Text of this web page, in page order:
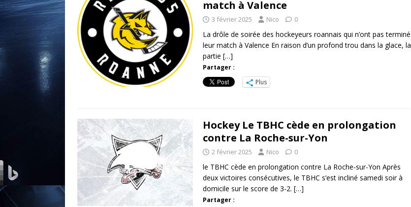
match à Valence
3 février 2025 Nico 0
La drôle de soirée des hockeyeurs roannais qui n’ont pas terminé
leur match à Valence En raison d’un profond trou dans la glace, la
partie […]
Partager :
Plus
Hockey Le TBHC cède en prolongation
contre La Roche-sur-Yon
2 février 2025 Nico 0
le TBHC cède en prolongation contre La Roche-sur-Yon Après
deux victoires consécutives, le TBHC s’est incliné samedi soir à
domicile sur le score de 3-2. […]
Partager :